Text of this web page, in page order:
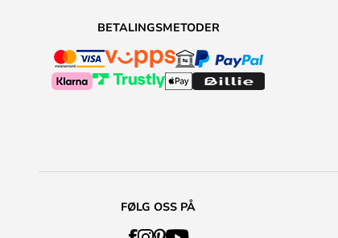
BETALINGSMETODER
FØLG OSS PÅ